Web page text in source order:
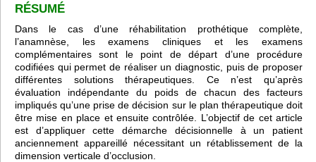
RÉSUMÉ
Dans le cas d’une réhabilitation prothétique complète,
l’anamnèse, les examens cliniques et les examens
complémentaires sont le point de départ d’une procédure
codifiées qui permet de réaliser un diagnostic, puis de proposer
différentes solutions thérapeutiques. Ce n’est qu’après
évaluation indépendante du poids de chacun des facteurs
impliqués qu’une prise de décision sur le plan thérapeutique doit
être mise en place et ensuite contrôlée. L’objectif de cet article
est d’appliquer cette démarche décisionnelle à un patient
anciennement appareillé nécessitant un rétablissement de la
dimension verticale d’occlusion.